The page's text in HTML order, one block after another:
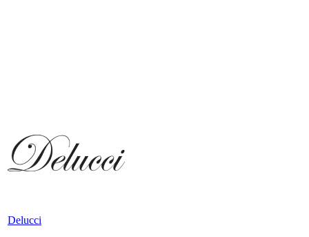
Delucci